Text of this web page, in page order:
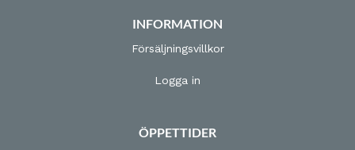
INFORMATION
Försäljningsvillkor
Logga in
ÖPPETTIDER